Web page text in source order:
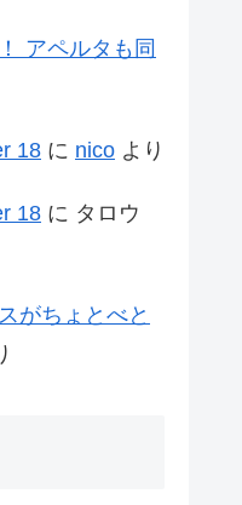
アペルタも同
18 に nico より
18 に タロウ
がちょとべと